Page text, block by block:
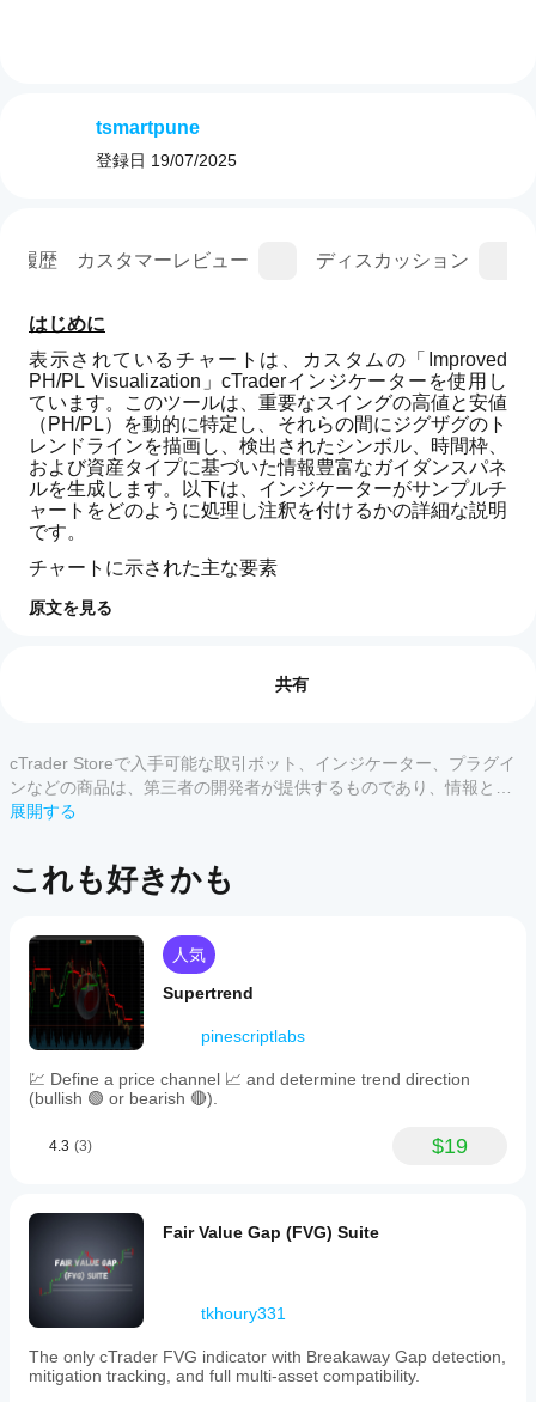
履歴 カスタマーレビュー ディスカッション
はじめに
表示されているチャートは、カスタムの「Improved
PH/PL Visualization」cTraderインジケーターを使用し
ています。このツールは、重要なスイングの高値と安値
（PH/PL）を動的に特定し、それらの間にジグザグのト
レンドラインを描画し、検出されたシンボル、時間枠、
および資産タイプに基づいた情報豊富なガイダンスパネ
ルを生成します。以下は、インジケーターがサンプルチ
ャートをどのように処理し注釈を付けるかの詳細な説明
です。
チャートに示された主な要素
1. ピボットハイ（PH）とピボットロー（PL）
：赤色の上向き矢印とバーの下にそれ
発生し、PLは同様に安値で定義されます。
ルックバック設定：コードとチャートではルックバ
ックが5に設定されており、日次データに適した堅
2. 価格ラベル
示・非表示を切り替えられます。この例では、明確
にするために価格が表示されています。
オフセットの自動調整
隔（プリセットまたはカスタム）を用いてアルゴリ
ズム的にオフセットされ、テキストがローソク足や
チャート要素と重ならないようにしています。
3. 動的ジグザグトレンドライン
ポイントをつなぎ、主要な価格スイングの連続を強
レンド変化やモメンタムのシフトを視覚的に追跡で
動的ガイダンスパネル
左上のチャートパネルは、主要な設定、検出結果、およ
び使用推奨を要約しています
このチャートでのインジケーターの動作
原文を見る
カスタマーレビュー
すべて
この
商品
まだ
レビ
ュー
があ
りま
せ
お使
いに
方
ュー
をお
しま
す。
を開
始す
るに
れば
よい
か？
インジ
ケータ
ーをイ
ンスト
たら、
インス
を追加
クニカ
にイン
ジケー
ターを
うにな
りま
Storeの
インジ
ケータ
ポート
してい
るのは
どの
アプリ
か？
カスタム
ーターは
cTrader
Windows
と
イン
ジケ
ータ
ーを
共有
cTrader Storeで入手可能な取引ボット、インジケーター、プラグイ
ンなどの商品は、第三者の開発者が提供するものであり、情報と技
術の取得のみを目的としてご利用いただけます。cTrader Storeはブ
展開する
これも好きかも
人気
Supertrend
pinescriptlabs
💹 Define a price channel 📈 and determine trend direction
(bullish 🟢 or bearish 🔴).
4.3 (3) $19
Fair Value Gap (FVG) Suite
tkhoury331
The only cTrader FVG indicator with Breakaway Gap detection,
mitigation tracking, and full multi-asset compatibility.
tsmartpune
登録日 19/07/2025